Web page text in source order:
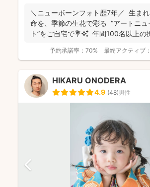
＼ニューボーンフォト歴7年／ 生まれたての小さな
命を、季節の生花で彩る “アートニューボーンフォ
ト”をご自宅で💐✨ 年間100名以上の
予約承諾率： 70% 最終アクティブ：
HIKARU ONODERA
4.9 (48)男性